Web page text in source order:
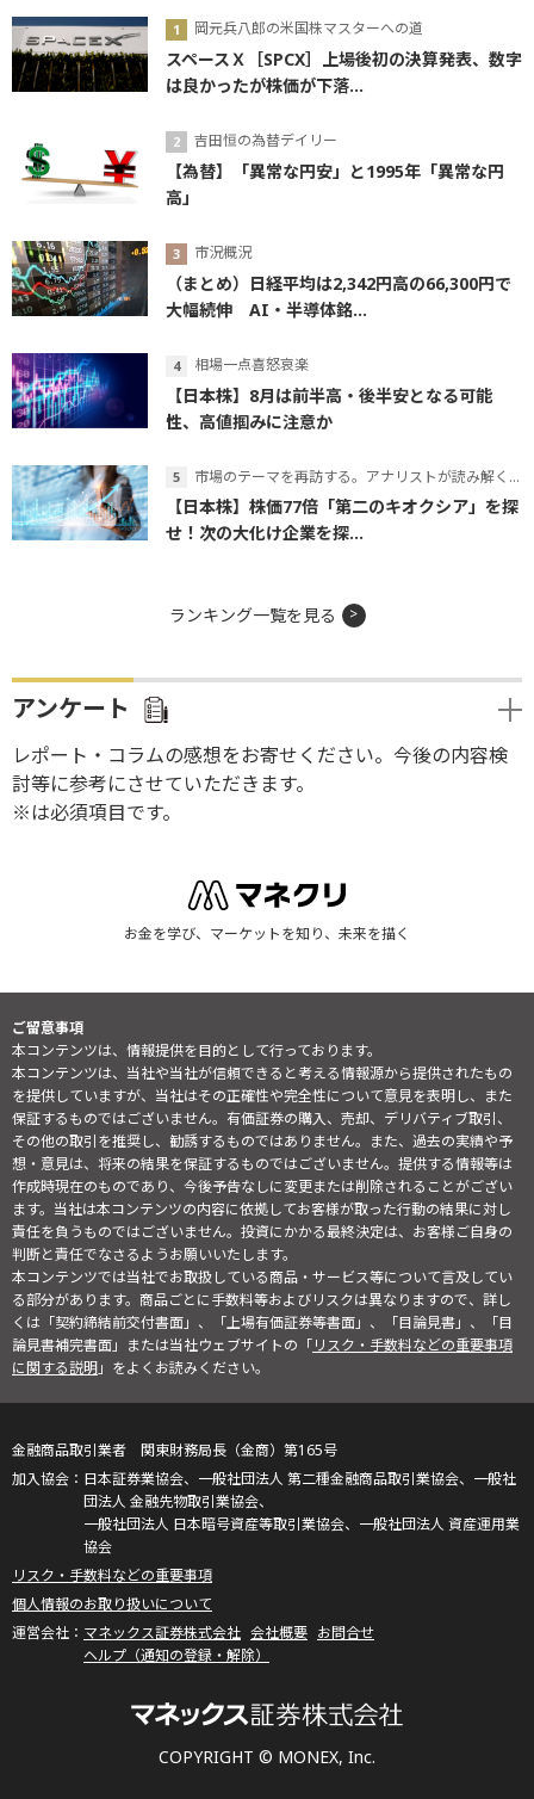
岡元兵八郎の米国株マスターへの道
スペースＸ［SPCX］上場後初の決算発表、数字
は良かったが株価が下落...
吉田恒の為替デイリー
【為替】「異常な円安」と1995年「異常な円
高」
市況概況
（まとめ）日経平均は2,342円高の66,300円で
大幅続伸 AI・半導体銘...
相場一点喜怒哀楽
【日本株】8月は前半高・後半安となる可能
性、高値掴みに注意か
市場のテーマを再訪する。アナリストが読み解くテーマの本質
【日本株】株価77倍「第二のキオクシア」を探
せ！次の大化け企業を探...
ランキング一覧を見る
アンケート
レポート・コラムの感想をお寄せください。今後の内容検
討等に参考にさせていただきます。
※は必須項目です。
お金を学び、マーケットを知り、未来を描く
ご留意事項
本コンテンツは、情報提供を目的として行っております。
本コンテンツは、当社や当社が信頼できると考える情報源から提供されたもの
を提供していますが、当社はその正確性や完全性について意見を表明し、また
保証するものではございません。有価証券の購入、売却、デリバティブ取引、
その他の取引を推奨し、勧誘するものではありません。また、過去の実績や予
想・意見は、将来の結果を保証するものではございません。提供する情報等は
作成時現在のものであり、今後予告なしに変更または削除されることがござい
ます。当社は本コンテンツの内容に依拠してお客様が取った行動の結果に対し
責任を負うものではございません。投資にかかる最終決定は、お客様ご自身の
判断と責任でなさるようお願いいたします。
本コンテンツでは当社でお取扱している商品・サービス等について言及してい
る部分があります。商品ごとに手数料等およびリスクは異なりますので、詳し
くは「契約締結前交付書面」、「上場有価証券等書面」、「目論見書」、「目
論見書補完書面」または当社ウェブサイトの「リスク・手数料などの重要事項
に関する説明」をよくお読みください。
COPYRIGHT © MONEX, Inc.
金融商品取引業者 関東財務局長（金商）第165号
日本証券業協会、一般社団法人 第二種金融商品取引業協会、一般社
団法人 金融先物取引業協会、
一般社団法人 日本暗号資産等取引業協会、一般社団法人 資産運用業
協会
リスク・手数料などの重要事項
個人情報のお取り扱いについて
マネックス証券株式会社 会社概要 お問合せ
ヘルプ（通知の登録・解除）